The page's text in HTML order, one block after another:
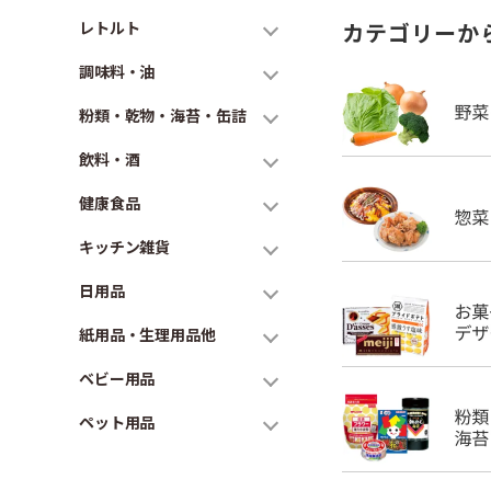
レトルト
調味料・油
粉類・乾物・海苔・缶詰
飲料・酒
健康食品
キッチン雑貨
日用品
紙用品・生理用品他
ベビー用品
ペット用品
カテゴリーか